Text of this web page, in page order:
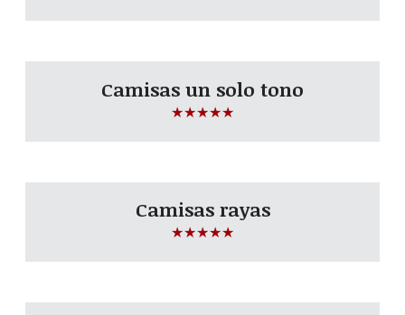
Camisas un solo tono
☆☆☆☆☆
Camisas rayas
☆☆☆☆☆